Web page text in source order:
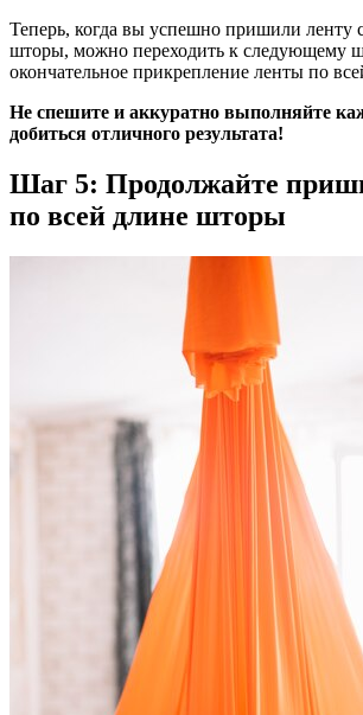
Теперь, когда вы успешно пришили ленту
шторы, можно переходить к следующему
окончательное прикрепление ленты по
Не спешите и аккуратно выполняйте
добиться отличного результата!
Шаг 5: Продолжайте
по всей длине шторы